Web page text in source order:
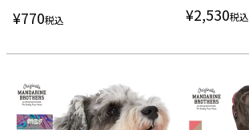
¥770税込 ¥2,530税込